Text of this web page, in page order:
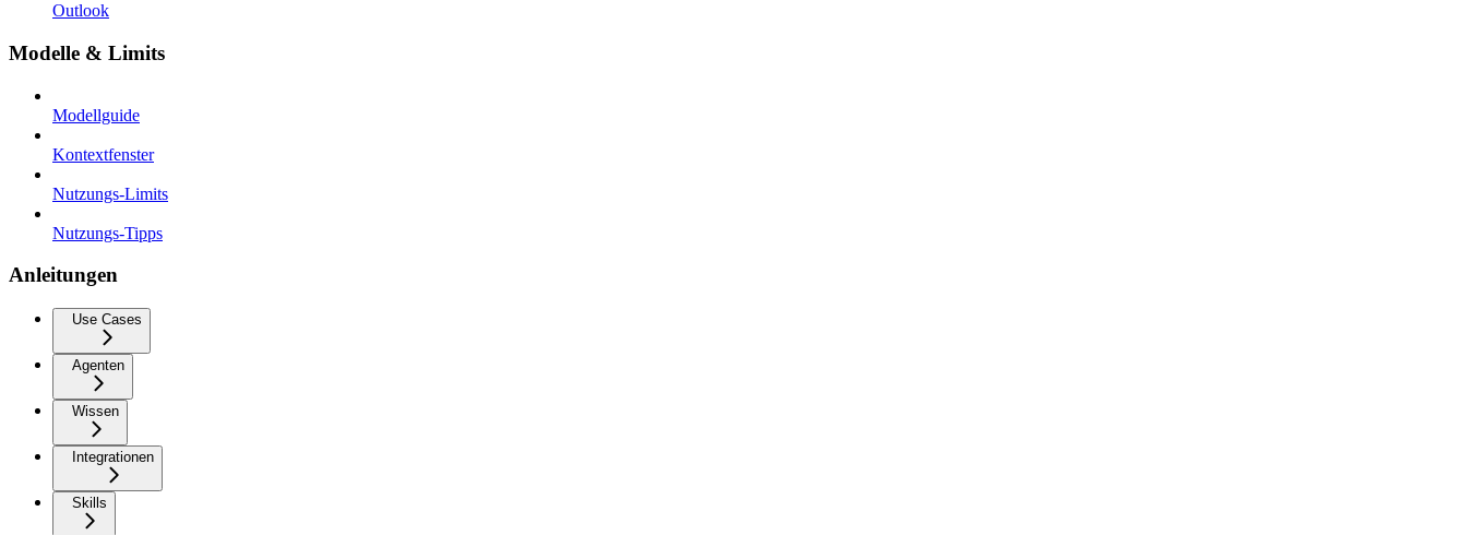
Outlook
Modelle & Limits
Modellguide
Kontextfenster
Nutzungs-Limits
Nutzungs-Tipps
Anleitungen
Use Cases
Agenten
Wissen
Integrationen
Skills